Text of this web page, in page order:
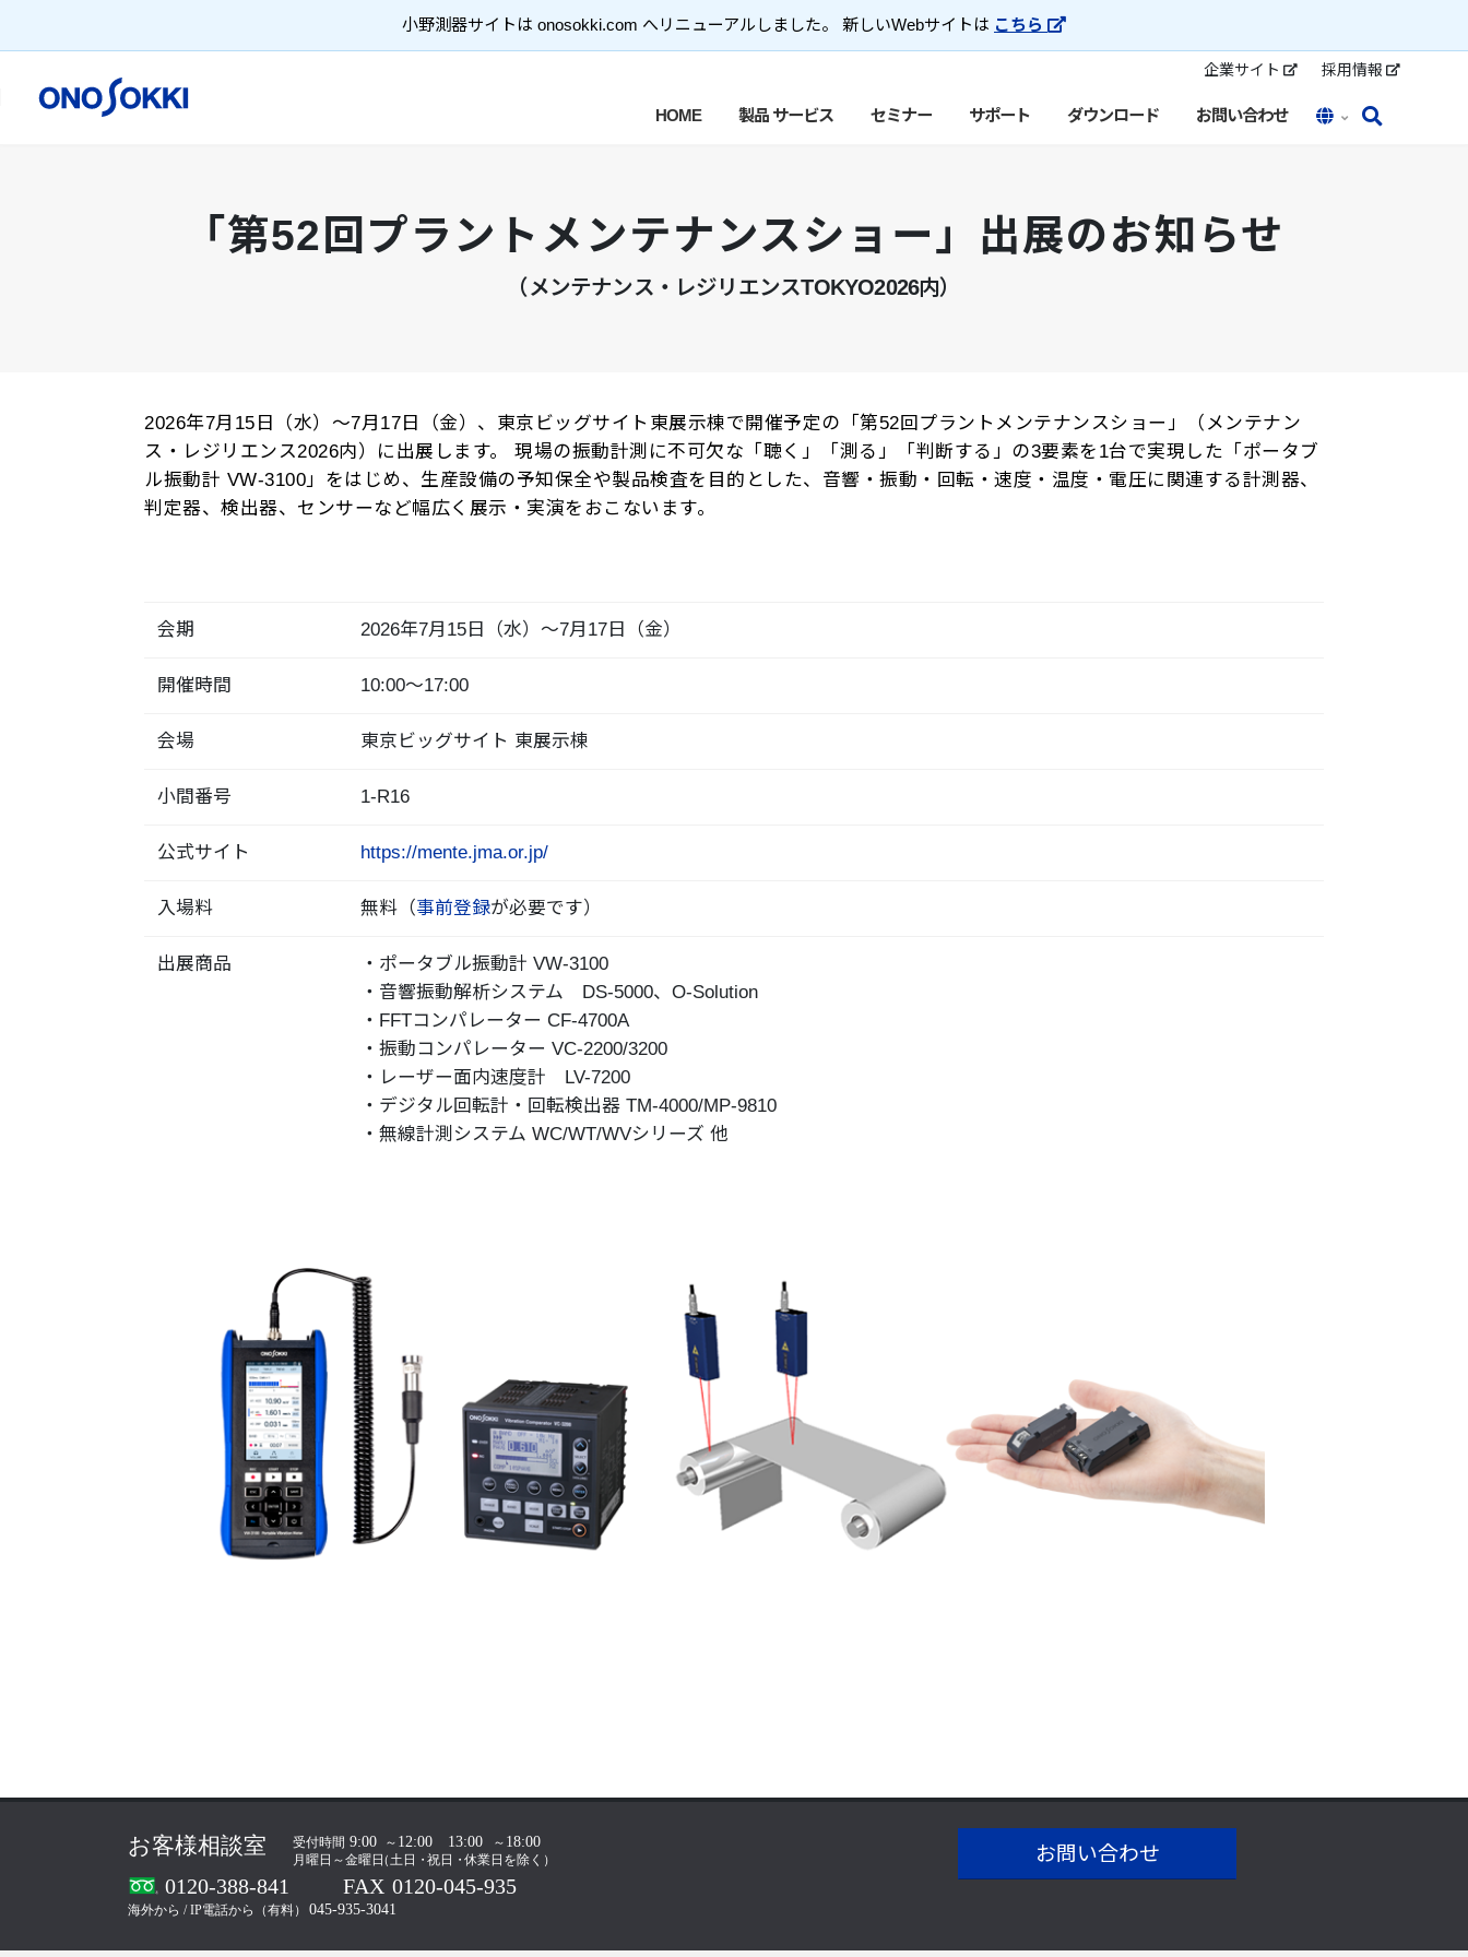
小野測器サイトは onosokki.com へリニューアルしました。 新しいWebサイトは こちら
企業サイト 採用情報
HOME 製品 サービス セミナー サポート ダウンロード お問い合わせ
「第52回プラントメンテナンスショー」出展のお知らせ
（メンテナンス・レジリエンスTOKYO2026内）
2026年7月15日（水）～7月17日（金）、東京ビッグサイト東展示棟で開催予定の「第52回プラントメンテナンスショー」（メンテナン
ス・レジリエンス2026内）に出展します。 現場の振動計測に不可欠な「聴く」「測る」「判断する」の3要素を1台で実現した「ポータブ
ル振動計 VW-3100」をはじめ、生産設備の予知保全や製品検査を目的とした、音響・振動・回転・速度・温度・電圧に関連する計測器、
判定器、検出器、センサーなど幅広く展示・実演をおこないます。
会期 2026年7月15日（水）～7月17日（金）
開催時間 10:00～17:00
会場 東京ビッグサイト 東展示棟
小間番号 1-R16
公式サイト https://mente.jma.or.jp/
入場料 無料（事前登録が必要です）
出展商品
・ポータブル振動計 VW-3100
・音響振動解析システム DS-5000、O-Solution
・FFTコンパレーター CF-4700A
・振動コンパレーター VC-2200/3200
・レーザー面内速度計 LV-7200
・デジタル回転計・回転検出器 TM-4000/MP-9810
・無線計測システム WC/WT/WVシリーズ 他
お問い合わせ